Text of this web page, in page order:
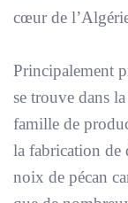
cœur de
Principalement
se trouve dans
famille de
la fabrication de
noix de pécan